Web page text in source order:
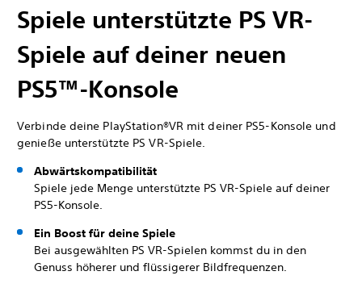
Spiele unterstützte PS VR-
Spiele auf deiner neuen
PS5™-Konsole
Verbinde deine PlayStation®VR mit deiner PS5-Konsole und
genieße unterstützte PS VR-Spiele.
Abwärtskompatibilität
Spiele jede Menge unterstützte PS VR-Spiele auf deiner
PS5-Konsole.
Ein Boost für deine Spiele
Bei ausgewählten PS VR-Spielen kommst du in den
Genuss höherer und flüssigerer Bildfrequenzen.